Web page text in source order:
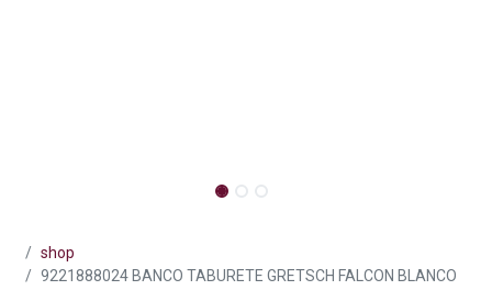
shop
9221888024 BANCO TABURETE GRETSCH FALCON BLANCO